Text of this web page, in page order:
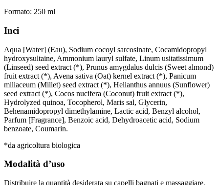
Formato: 250 ml
Inci
Aqua [Water] (Eau), Sodium cocoyl sarcosinate, Cocamidopropyl
hydroxysultaine, Ammonium lauryl sulfate, Linum usitatissimum
(Linseed) seed extract (*), Prunus amygdalus dulcis (Sweet almond)
fruit extract (*), Avena sativa (Oat) kernel extract (*), Panicum
miliaceum (Millet) seed extract (*), Helianthus annuus (Sunflower)
seed extract (*), Cocos nucifera (Coconut) fruit extract (*),
Hydrolyzed quinoa, Tocopherol, Maris sal, Glycerin,
Behenamidopropyl dimethylamine, Lactic acid, Benzyl alcohol,
Parfum [Fragrance], Benzoic acid, Dehydroacetic acid, Sodium
benzoate, Coumarin.
*da agricoltura biologica
Modalità d’uso
Distribuire la quantità desiderata su capelli bagnati e massaggiare.